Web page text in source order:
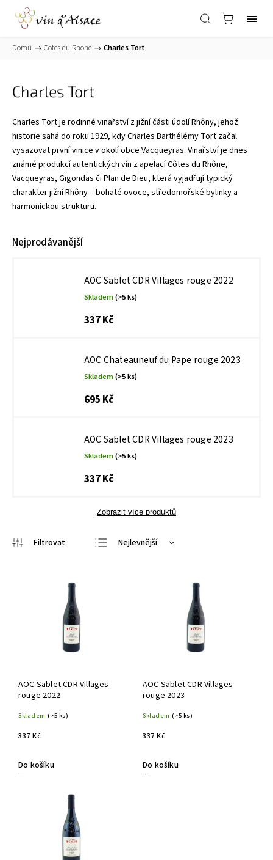
Domů / Cotes du Rhone / Charles Tort
Charles Tort
Charles Tort je rodinné vinařství z jižní části údolí Rhôny, jehož
historie sahá do roku 1929, kdy Charles Barthélémy Tort začal
vysazovat první vinice v okolí obce Vacqueyras. Vinařství je dnes
známé produkcí autentických vín z apelací Côtes du Rhône,
Vacqueyras, Gigondas či Plan de Dieu, která vyjadřují typický
charakter jižní Rhôny – bohaté ovoce, středomořské bylinky a
harmonickou strukturu.
Nejprodávanější
AOC Sablet CDR Villages rouge 2022
Skladem(>5 ks)
337 Kč
AOC Chateauneuf du Pape rouge 2023
Skladem(>5 ks)
695 Kč
AOC Sablet CDR Villages rouge 2023
Skladem(>5 ks)
337 Kč
Zobrazit více produktů
Nejlevnější
AOC Sablet CDR Villages
rouge 2022
Skladem (>5 ks)
337 Kč
Do košíku
AOC Sablet CDR Villages
rouge 2023
Skladem (>5 ks)
337 Kč
Do košíku